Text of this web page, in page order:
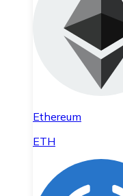
Ethereum
ETH